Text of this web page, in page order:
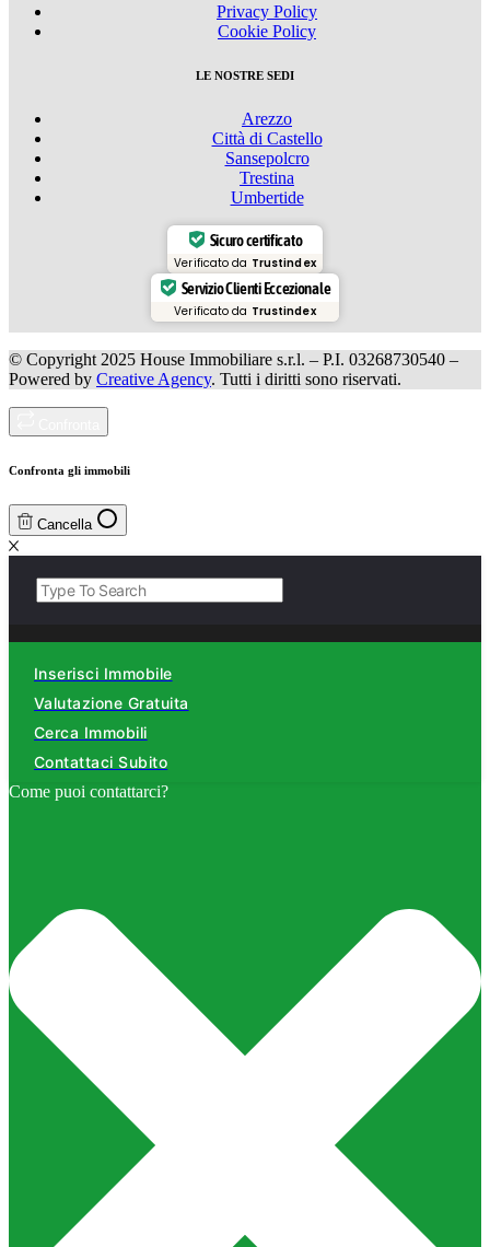
Privacy Policy
Cookie Policy
LE NOSTRE SEDI
Arezzo
Città di Castello
Sansepolcro
Trestina
Umbertide
Sicuro certificato
Verificato da Trustindex
Servizio Clienti Eccezionale
Verificato da Trustindex
© Copyright 2025 House Immobiliare s.r.l. – P.I. 03268730540 –
Powered by Creative Agency. Tutti i diritti sono riservati.
Confronta gli immobili
Cancella
Inserisci Immobile
Valutazione Gratuita
Cerca Immobili
Contattaci Subito
Come puoi contattarci?